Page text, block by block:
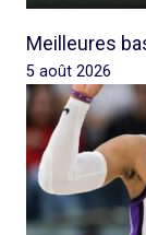
Meilleures
5 août 2026